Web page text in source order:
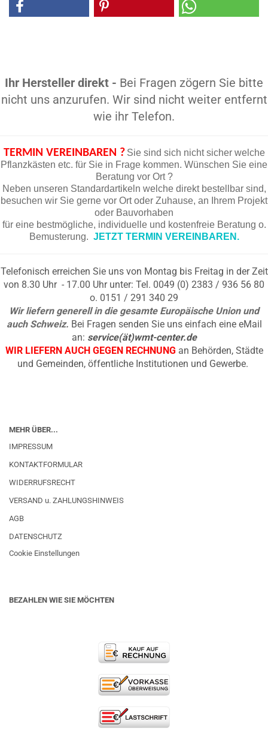
Ihr Hersteller direkt - Bei Fragen zögern Sie bitte
nicht uns anzurufen. Wir sind nicht weiter entfernt
wie ihr Telefon.
TERMIN VEREINBAREN ? Sie sind sich nicht sicher welche
Pflanzkästen etc. für Sie in Frage kommen. Wünschen Sie eine
Beratung vor Ort ?
Neben unseren Standardartikeln welche direkt bestellbar sind,
besuchen wir Sie gerne vor Ort oder Zuhause, an Ihrem Projekt
oder Bauvorhaben
für eine bestmögliche, individuelle und kostenfreie Beratung o.
Bemusterung. JETZT TERMIN VEREINBAREN.
Telefonisch erreichen Sie uns von Montag bis Freitag in der Zeit
von 8.30 Uhr - 17.00 Uhr unter: Tel. 0049 (0) 2383 / 936 56 80
o. 0151 / 291 340 29
Wir liefern generell in die gesamte Europäische Union und
auch Schweiz. Bei Fragen senden Sie uns einfach eine eMail
an: service(ät)wmt-center.de
WIR LIEFERN AUCH GEGEN RECHNUNG an Behörden, Städte
und Gemeinden, öffentliche Institutionen und Gewerbe.
MEHR ÜBER...
IMPRESSUM
KONTAKTFORMULAR
WIDERRUFSRECHT
VERSAND u. ZAHLUNGSHINWEIS
AGB
DATENSCHUTZ
Cookie Einstellungen
BEZAHLEN WIE SIE MÖCHTEN